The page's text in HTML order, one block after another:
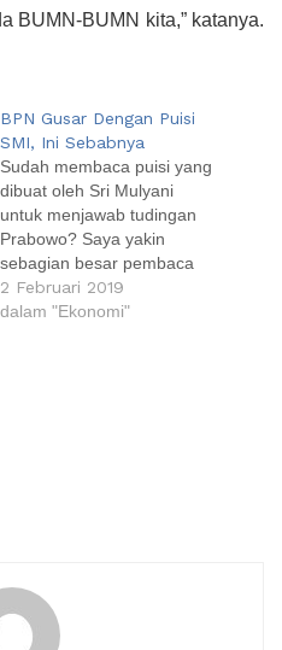
BUMN-BUMN kita,” katanya.
BPN Gusar Dengan Puisi
SMI, Ini Sebabnya
Sudah membaca puisi yang
dibuat oleh Sri Mulyani
untuk menjawab tudingan
Prabowo? Saya yakin
sebagian besar pembaca
sudah membacanya. Bagi
yang belum membacanya,
2 Februari 2019
dalam "Ekonomi"